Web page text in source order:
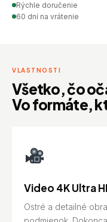
Rýchle doručenie
60 dní na vrátenie
VLASTNOSTI
Všetko, čo
Vo formáte,
Video 4K Ultra
Ostré a detailné